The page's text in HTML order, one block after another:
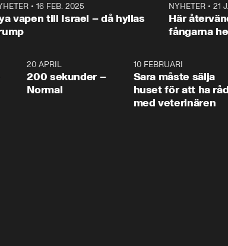
• 16 FEB. 2025
vapen till Israel – då hyllas
NYHETER •21
Här
fångarna
4:2320 APRIL
200 sekunder –
Normal
10 FEBRUARI
Sara måste sälja
huset för att ha råd
med veterinären